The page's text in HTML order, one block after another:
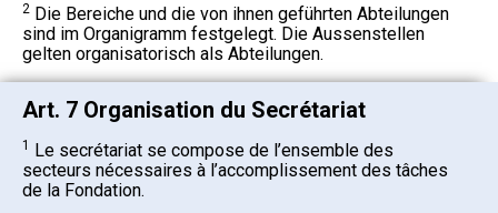
2 Die Bereiche und die von ihnen geführten Abteilungen
sind im Organigramm festgelegt. Die Aussenstellen
gelten organisatorisch als Abteilungen.
Art. 7 Organisation du Secrétariat
1 Le secrétariat se compose de l’ensemble des
secteurs nécessaires à l’accomplissement des tâches
de la Fondation.